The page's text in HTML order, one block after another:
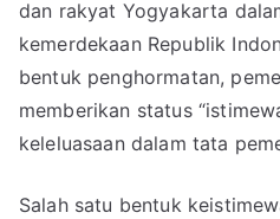
dan rakyat Yogyakarta
kemerdekaan Republik
bentuk penghormatan,
memberikan status
keleluasaan dalam tata
Salah satu bentuk